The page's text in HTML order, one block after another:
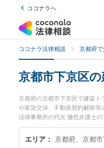
ココナラへ
ココナラ法律相談 京都府
京都市下京区
京都府の京都市下京区で建築
や家賃交渉、不動産契約解除等
法律事務所の代次 徹也弁護士
士に相談したい』『建築トラ
たい』などでお困りの相談者さ
エリア 京都府、京都